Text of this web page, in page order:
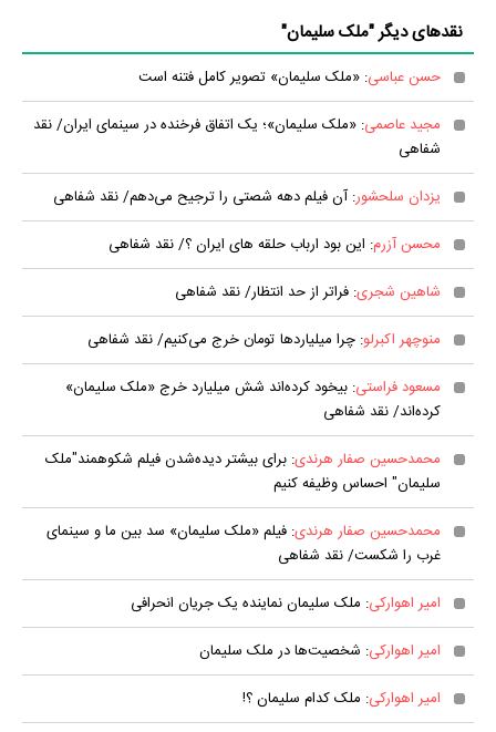
نقدهای دیگر "ملک سلیمان"
حسن عباسی: «ملک سلیمان» تصویر کامل فتنه است
مجید عاصمی: «ملک سلیمان»؛ یک اتفاق فرخنده در سینمای ایران/ نقد
شفاهی
یزدان سلحشور: آن فیلم دهه شصتی را ترجیح می‌دهم/ نقد شفاهی
محسن آزرم: این بود ارباب حلقه های ایران ؟/ نقد شفاهی
شاهین شجری: فراتر از حد انتظار/ نقد شفاهی
منوچهر اکبرلو: چرا میلیارد‌ها تومان خرج می‌کنیم/ نقد شفاهی
مسعود فراستی: بیخود کرده‌اند شش میلیارد خرج «ملک سلیمان»
کرده‌اند/ نقد شفاهی
محمدحسین صفار هرندی: برای بیشتر دیده‌شدن فیلم شکوهمند"ملک
سلیمان" احساس وظیفه کنیم
محمدحسین صفار هرندی: فیلم «ملک سلیمان» سد بین ما و سینمای
غرب را شکست/ نقد شفاهی
امیر اهوارکی: ملک سلیمان نماینده یک جریان انحرافی
امیر اهوارکی: شخصیت‌ها در ملک سلیمان
امیر اهوارکی: ملک کدام سلیمان ؟!